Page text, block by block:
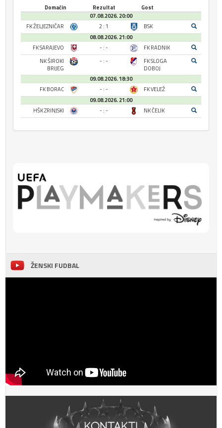
Domaćin Rezultat
Gost
07.08.2026. 20:00
FK ŽELJEZNIČAR
2 : 1
BSK
08.08.2026. 21:00
FK SARAJEVO
- : -
FK RADNIK
NK ŠIROKI
BRIJEG
- : -
FK SLOGA
DOBOJ
09.08.2026. 18:30
FK BORAC
- : -
FK VELEŽ
09.08.2026. 21:00
HŠK ZRINJSKI
- : - NK ČELIK
ŽENSKI FUDBAL